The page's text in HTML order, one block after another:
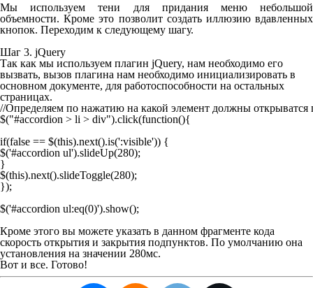
Мы используем тени для придания меню небольшой
объемности. Кроме это позволит создать иллюзию вдавленных
кнопок. Переходим к следующему шагу.
Шаг 3. jQuery
Так как мы используем плагин jQuery, нам необходимо его
вызвать, вызов плагина нам необходимо инициализировать в
основном документе, для работоспособности на остальных
страницах.
//Определяем по нажатию на какой элемент должны
$("#accordion > li > div").click(function(){
if(false == $(this).next().is(':visible')) {
$('#accordion ul').slideUp(280);
}
$(this).next().slideToggle(280);
});
$('#accordion ul:eq(0)').show();
Кроме этого вы можете указать в данном фрагменте кода
скорость открытия и закрытия подпунктов. По умолчанию она
установления на значении 280мс.
Вот и все. Готово!